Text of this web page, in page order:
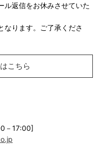
ル返信をお休みさせていた
なります。ご了承くださ
こちら
－17:00]